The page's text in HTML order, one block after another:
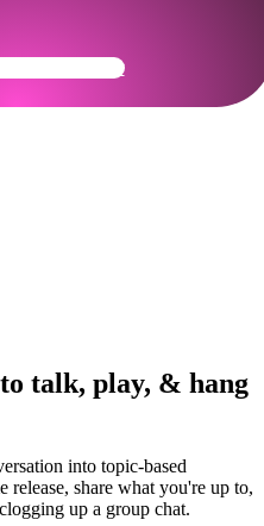
Ready
talk, play, & hang
into topic-based
release, share what you're up to,
up a group chat.